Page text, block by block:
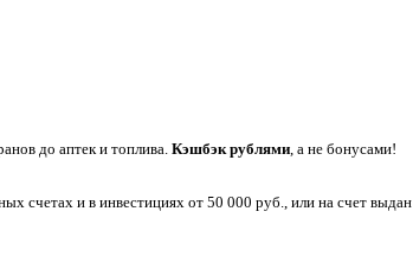
до аптек и топлива. Кэшбэк рублями , а не бонусами!
счетах и в инвестициях от 50 000 руб., или на счет выдан